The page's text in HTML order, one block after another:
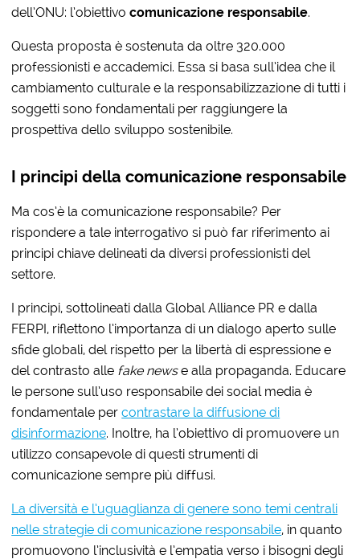
dell’ONU: l’obiettivocomunicazione responsabile.
Questa proposta è sostenuta da oltre 320.000
professionisti e accademici. Essa si basa sull’idea che il
cambiamento culturale e la responsabilizzazione di tutti i
soggetti sono fondamentali per raggiungere la
prospettiva dello sviluppo sostenibile.
I principi della comunicazione responsabile
Ma cos’è la comunicazione responsabile? Per
rispondere a tale interrogativo si può far riferimento ai
principi chiave delineati da diversi professionisti del
settore.
I principi, sottolineati dalla Global Alliance PR e dalla
FERPI, riflettono l’importanza di un dialogo aperto sulle
sfide globali, del rispetto per la libertà di espressione e
del contrasto alle fake newse alla propaganda. Educare
le persone sull’uso responsabile dei social media è
fondamentale percontrastare la diffusione di
disinformazione. Inoltre, ha l’obiettivo di promuovere un
utilizzo consapevole di questi strumenti di
comunicazione sempre più diffusi.
La diversità e l’uguaglianza di genere sono temi centrali
nelle strategie di comunicazione responsabile, in quanto
promuovono l’inclusività e l’empatia verso i bisogni degli